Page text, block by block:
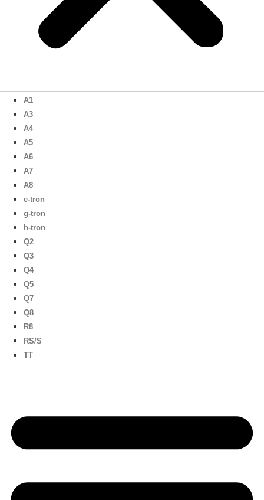
A1
A3
A4
A5
A6
A7
A8
e-tron
g-tron
h-tron
Q2
Q3
Q4
Q5
Q7
Q8
R8
RS/S
TT